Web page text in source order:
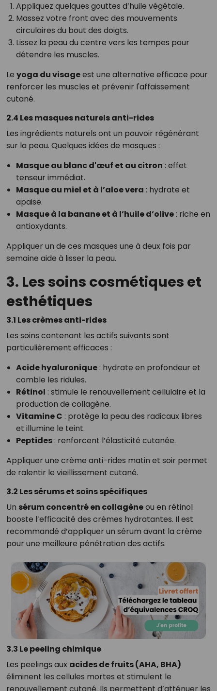
Appliquez quelques gouttes d’huile végétale.
Massez votre front avec des mouvements
circulaires du bout des doigts.
Lissez la peau du centre vers les tempes pour
détendre les muscles.
Le yoga du visageest une alternative efficace pour
renforcer les muscles et prévenir l'affaissement
cutané.
2.4 Les masques naturels anti-rides
Les ingrédients naturels ont un pouvoir régénérant
sur la peau. Quelques idées de masques :
Masque au blanc d'œuf et au citron : effet
tenseur immédiat.
Masque au miel et à l’aloe vera : hydrate et
apaise.
Masque à la banane et à l’huile d’olive: riche en
antioxydants.
Appliquer un de ces masques une à deux fois par
semaine aide à lisser la peau.
3. Les soins cosmétiques et
esthétiques
3.1 Les crèmes anti-rides
Les soins contenant les actifs suivants sont
particulièrement efficaces :
Acide hyaluronique: hydrate en profondeur et
comble les ridules.
Rétinol : stimule le renouvellement cellulaire et la
production de collagène.
Vitamine C : protège la peau des radicaux libres
et illumine le teint.
Peptides: renforcent l’élasticité cutanée.
Appliquer une crème anti-rides matin et soir permet
de ralentir le vieillissement cutané.
3.2 Les sérums et soins spécifiques
Un sérum concentré en collagèneou en rétinol
booste l’efficacité des crèmes hydratantes. Il est
recommandé d’appliquer un sérum avant la crème
pour une meilleure pénétration des actifs.
3.3 Le peeling chimique
Les peelings aux acides de fruits (AHA, BHA)
éliminent les cellules mortes et stimulent le
renouvellement cutané. Ils permettent d’atténuer les